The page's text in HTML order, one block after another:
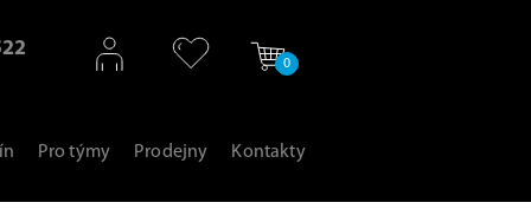
0
Pro týmy Prodejny Kontakty